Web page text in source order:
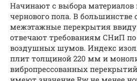
Начинают с выбора материалов
чернового пола. В большинстве
межэтажные перекрытия ввиду
отвечают требованиям СНиП по
воздушных шумов. Индекс
плит толщиной 220 мм и
вибропрессованных